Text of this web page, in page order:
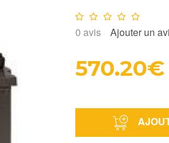
Note : 0/10
0 avis Ajouter un
570.20€